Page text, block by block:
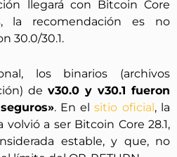
llegará con Bitcoin Core
la recomendación es no
30.0/30.1.
los binarios (archivos
de v30.0 y v30.1 fueron
. En elsitio oficial , la
a ser Bitcoin Core 28.1,
estable, y que, no